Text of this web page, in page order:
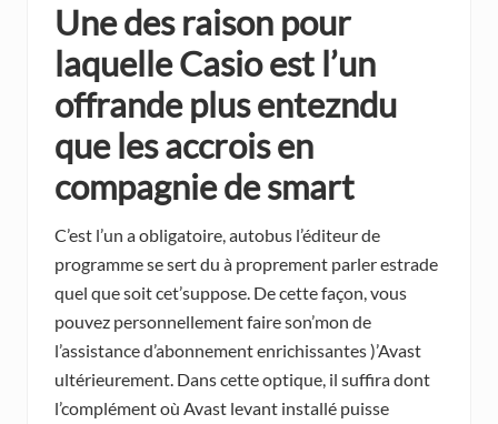
Une des raison pour
laquelle Casio est l’un
offrande plus entezndu
que les accrois en
compagnie de smart
C’est l’un a obligatoire, autobus l’éditeur de
programme se sert du à proprement parler estrade
quel que soit cet’suppose. De cette façon, vous
pouvez personnellement faire son’mon de
l’assistance d’abonnement enrichissantes )’Avast
ultérieurement. Dans cette optique, il suffira dont
l’complément où Avast levant installé puisse